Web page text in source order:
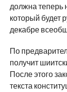
должна теперь
который будет
декабре
По
получит
После этого
текста